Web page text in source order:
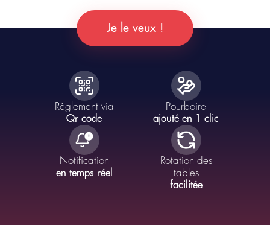
Je le veux !
Règlement via
Qr code
Pourboire
ajouté en 1 clic
Notification
en temps réel
Rotation des
tables
facilitée